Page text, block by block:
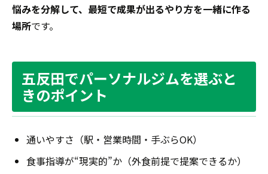
悩みを分解して、最短で成果が出るやり方を一緒に作る
場所です。
五反田でパーソナルジムを選ぶと
きのポイント
通いやすさ（駅・営業時間・手ぶらOK）
食事指導が“現実的”か（外食前提で提案できるか）